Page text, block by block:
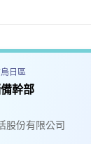
n
k
日區
幹部
股份有限公司